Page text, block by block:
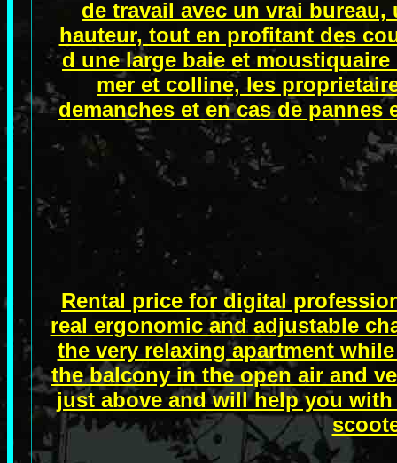
de travail avec un vrai
hauteur, tout en profitant des
d une large baie et
mer et colline, les
demanches et en cas de
Rental price for digital
real ergonomic and adjustable
the very relaxing apartment
the balcony in the open air and
just above and will help you